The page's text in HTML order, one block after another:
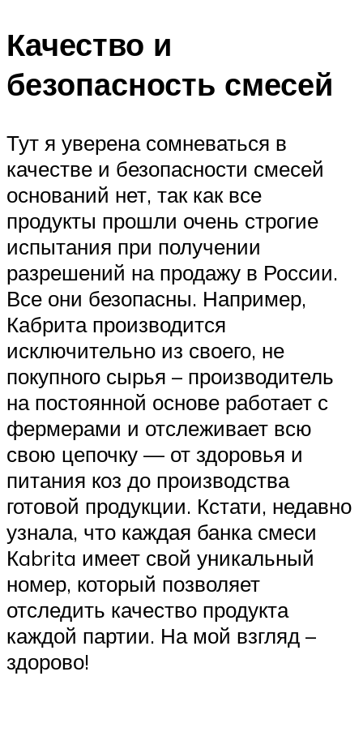
Качество и
безопасность смесей
Тут я уверена сомневаться в
качестве и безопасности смесей
оснований нет, так как все
продукты прошли очень строгие
испытания при получении
разрешений на продажу в России.
Все они безопасны. Например,
Кабрита производится
исключительно из своего, не
покупного сырья – производитель
на постоянной основе работает с
фермерами и отслеживает всю
свою цепочку — от здоровья и
питания коз до производства
готовой продукции. Кстати, недавно
узнала, что каждая банка смеси
Кabrita имеет свой уникальный
номер, который позволяет
отследить качество продукта
каждой партии. На мой взгляд –
здорово!